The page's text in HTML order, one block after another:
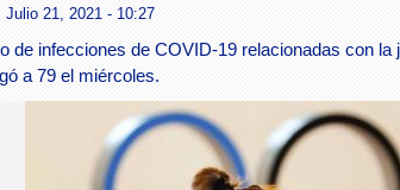
Julio 21, 2021 - 10:27
de infecciones de COVID-19 relacionadas con la
a 79 el miércoles.